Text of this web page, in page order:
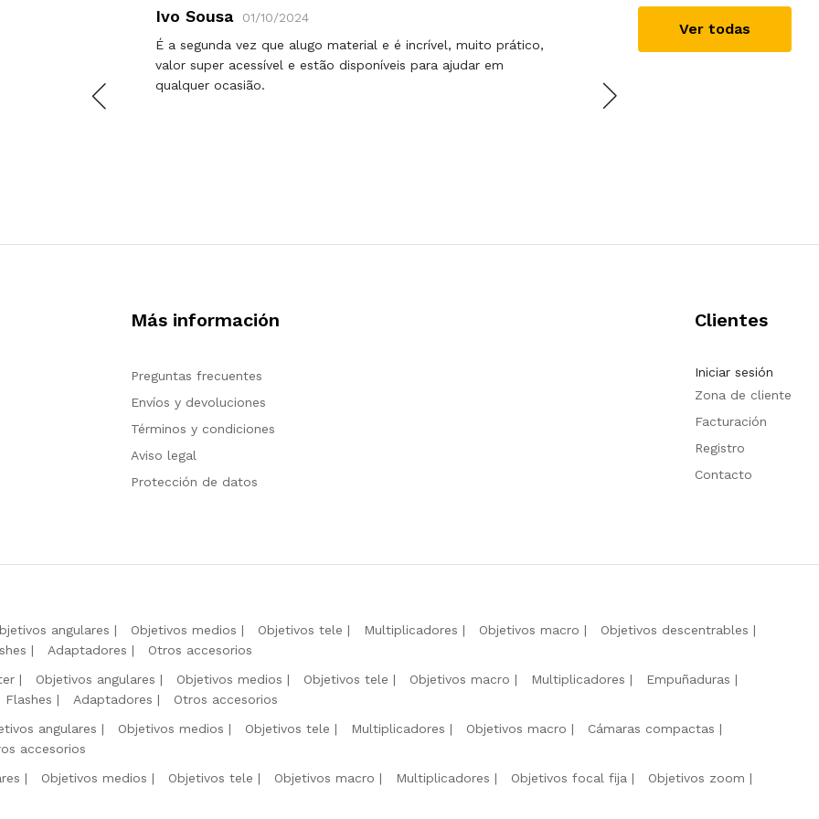
Ivo Sousa
01/10/2024
É a segunda vez que alugo material e é incrível, muito prático,
valor super acessível e estão disponíveis para ajudar em
qualquer ocasião.
Ver todas
Más información
Preguntas frecuentes
Envíos y devoluciones
Términos y condiciones
Aviso legal
Protección de datos
Clientes
Iniciar sesión
Zona de cliente
Facturación
Registro
Contacto
angulares Objetivos medios Objetivos tele Multiplicadores Objetivos macro
Objetivos descentrables
Adaptadores
Otros accesorios
Objetivos angulares Objetivos medios Objetivos tele Objetivos macro Multiplicadores
Empuñaduras
Flashes Adaptadores
Otros accesorios
angulares Objetivos medios Objetivos tele Multiplicadores Objetivos macro
Cámaras compactas
accesorios
Objetivos medios Objetivos tele Objetivos macro Multiplicadores Objetivos focal fija
Objetivos zoom